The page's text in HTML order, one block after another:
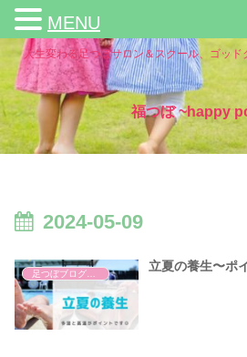
人生変わる足つぼサロン＆スクール、ゴッド
福つぼ ~happy
2024-05-09
足つぼブログ（東洋医学）
立夏の養生〜ポ
MENU